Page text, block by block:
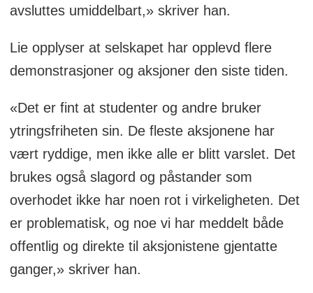
avsluttes umiddelbart,» skriver han.
Lie opplyser at selskapet har opplevd flere
demonstrasjoner og aksjoner den siste tiden.
«Det er fint at studenter og andre bruker
ytringsfriheten sin. De fleste aksjonene har
vært ryddige, men ikke alle er blitt varslet. Det
brukes også slagord og påstander som
overhodet ikke har noen rot i virkeligheten. Det
er problematisk, og noe vi har meddelt både
offentlig og direkte til aksjonistene gjentatte
ganger,» skriver han.